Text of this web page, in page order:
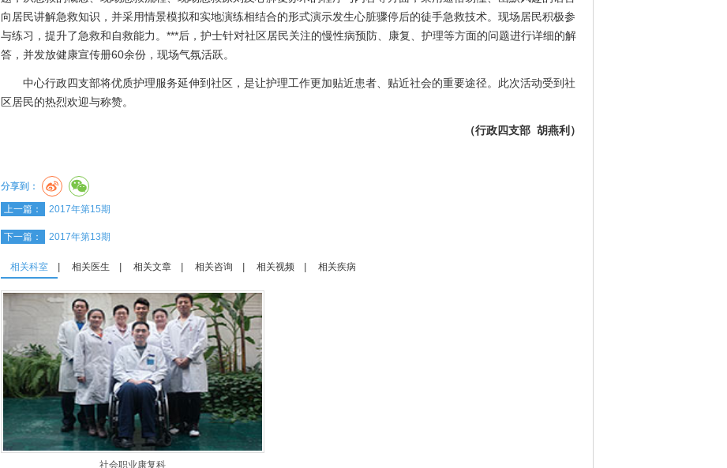
向居民讲解急救知识，并采用情景模拟和实地演练相结合的形式演示发生心脏骤停后的徒手急救技术。现场居民积极参
与练习，提升了急救和自救能力。***后，护士针对社区居民关注的慢性病预防、康复、护理等方面的问题进行详细的解
答，并发放健康宣传册60余份，现场气氛活跃。
中心行政四支部将优质护理服务延伸到社区，是让护理工作更加贴近患者、贴近社会的重要途径。此次活动受到社
区居民的热烈欢迎与称赞。
（行政四支部 胡燕利）
分享到：
上一篇： 2017年第15期
下一篇： 2017年第13期
相关科室 相关医生 相关文章 相关咨询 相关视频 相关疾病
社会职业康复科